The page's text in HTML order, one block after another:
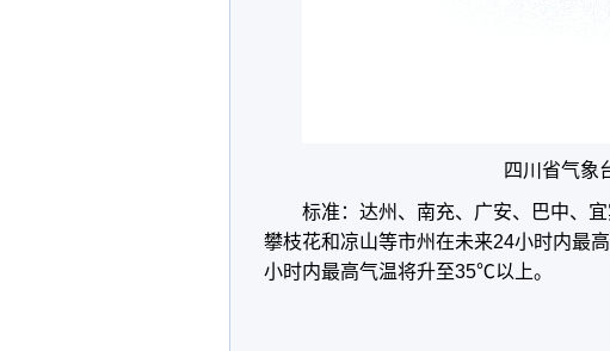
四川省气象
标准：达州、南充、广安、巴中、
攀枝花和凉山等市州在未来24小时内最
小时内最高气温将升至35℃以上。